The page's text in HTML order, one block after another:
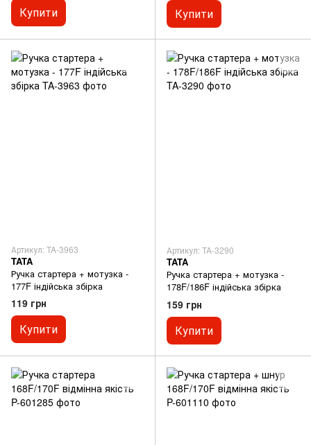
Купити Купити
Артикул: TA-3963
TATA
Ручка стартера + мотузка -
177F індійська збірка
119 грн
Купити
Артикул: TA-3290
TATA
Ручка стартера + мотузка -
178F/186F індійська збірка
159 грн
Купити